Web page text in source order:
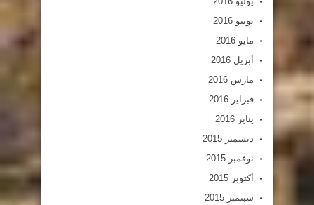
يونيو 2016
مايو 2016
أبريل 2016
مارس 2016
فبراير 2016
يناير 2016
ديسمبر 2015
نوفمبر 2015
أكتوبر 2015
سبتمبر 2015